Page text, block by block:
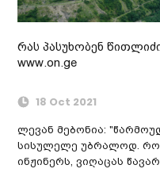
რას პასუხობენ
www.on.ge
18 Oct 2021
ლევან მებონია:
სისულელე უბრალოდ.
ინჟინერს, ვიღაცას